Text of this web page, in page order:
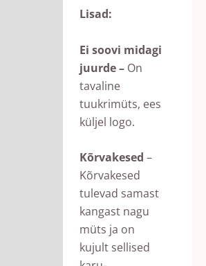
Lisad:
Ei soovi midagi
juurde – On
tavaline
tuukrimüts, ees
küljel logo.
Kõrvakesed –
Kõrvakesed
tulevad samast
kangast nagu
müts ja on
kujult sellised